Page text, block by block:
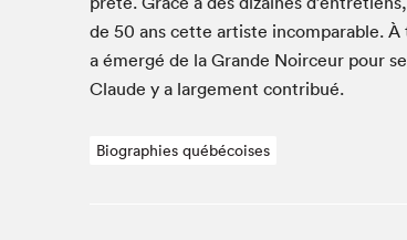
de 50 ans cette artiste incom­pa­ra­ble.
a émergé de la Grande Noirceur pour
Claude y a large­ment contribué.
Biographies québécoises